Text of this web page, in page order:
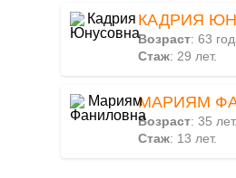
КАДРИЯ
Возраст: 63
Стаж: 29 лет.
МАРИЯМ
Возраст: 35 лет.
Стаж: 13 лет.